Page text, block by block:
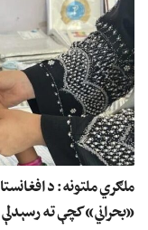
«بحراني» کچې ته رسېدلې